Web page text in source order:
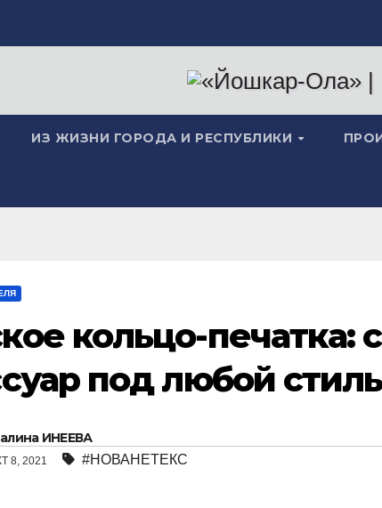
ИЗ ЖИЗНИ ГОРОДА И РЕСПУБЛИКИ
кольцо-печатка:
под любой
ИНЕЕВА
8, 2021 #НОВАНЕТЕКС